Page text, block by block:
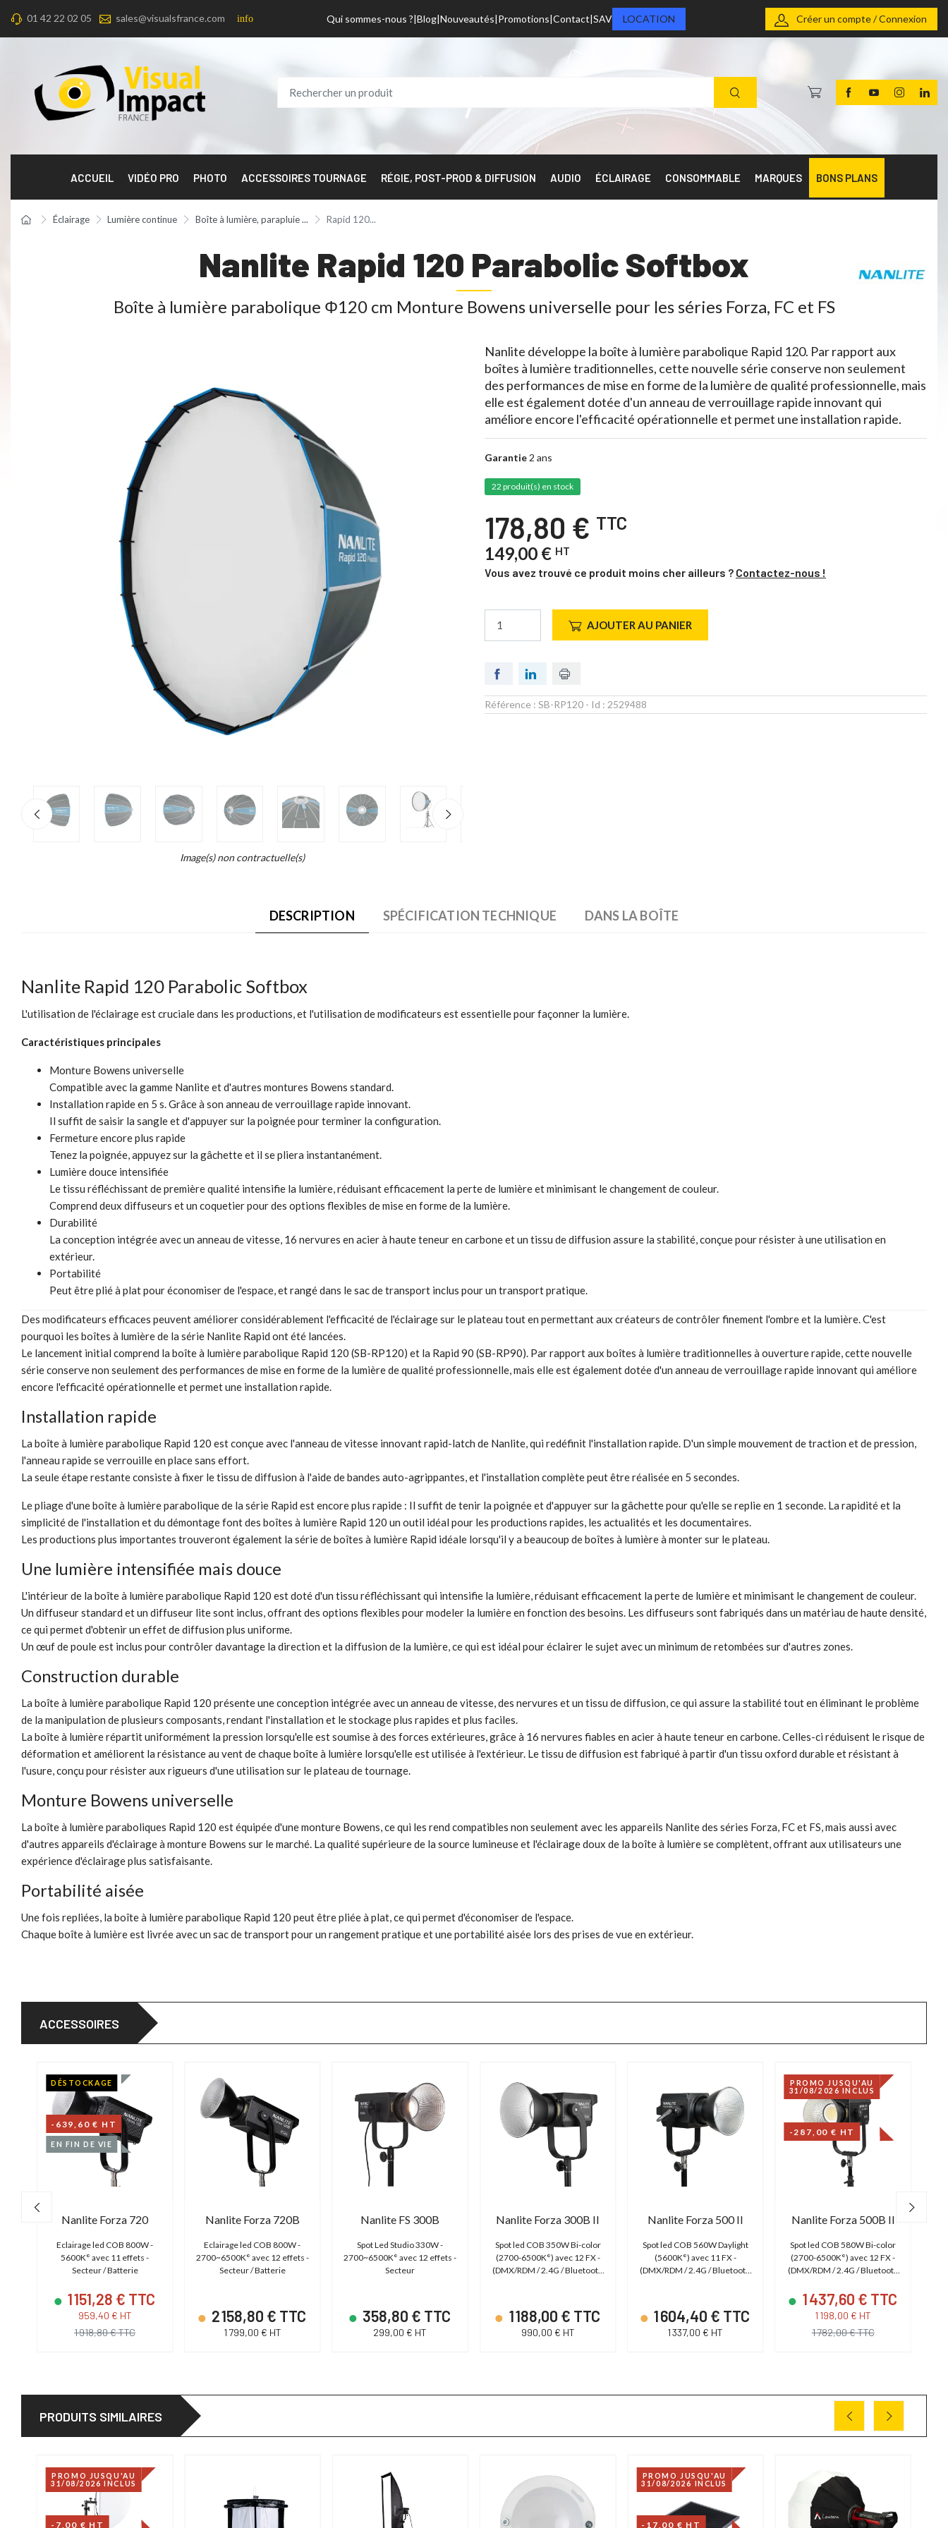
01 42 22 02 05 sales@visualsfrance.com info Qui sommes-nous ? Blog Nouveautés Promotions Contact SAV LOCATION Créer un compte / Connexion
ACCUEIL VIDÉO PRO PHOTO ACCESSOIRES TOURNAGE RÉGIE, POST-PROD & DIFFUSION AUDIO ÉCLAIRAGE CONSOMMABLE MARQUES BONS PLANS
Éclairage Lumière continue Boîte à lumière, parapluie ... Rapid 120...
Nanlite Rapid 120 Parabolic Softbox
Boîte à lumière parabolique Φ120 cm Monture Bowens universelle pour les séries Forza, FC et FS
Image(s) non contractuelle(s)
Nanlite développe la boîte à lumière parabolique Rapid 120. Par rapport aux
boîtes à lumière traditionnelles, cette nouvelle série conserve non seulement
des performances de mise en forme de la lumière de qualité professionnelle, mais
elle est également dotée d'un anneau de verrouillage rapide innovant qui
améliore encore l'efficacité opérationnelle et permet une installation rapide.
Garantie 2 ans
22 produit(s) en stock
178,80 € TTC
149,00 € HT
Vous avez trouvé ce produit moins cher ailleurs ? Contactez-nous !
AJOUTER AU PANIER
Référence : SB-RP120 - Id : 2529488
DESCRIPTION SPÉCIFICATION TECHNIQUE DANS LA BOÎTE
Nanlite Rapid 120 Parabolic Softbox
L'utilisation de l'éclairage est cruciale dans les productions, et l'utilisation de modificateurs est essentielle pour façonner la lumière.
Caractéristiques principales
Monture Bowens universelle
Compatible avec la gamme Nanlite et d'autres montures Bowens standard.
Installation rapide en 5 s. Grâce à son anneau de verrouillage rapide innovant.
Il suffit de saisir la sangle et d'appuyer sur la poignée pour terminer la configuration.
Fermeture encore plus rapide
Tenez la poignée, appuyez sur la gâchette et il se pliera instantanément.
Lumière douce intensifiée
Le tissu réfléchissant de première qualité intensifie la lumière, réduisant efficacement la perte de lumière et minimisant le changement de couleur.
Comprend deux diffuseurs et un coquetier pour des options flexibles de mise en forme de la lumière.
Durabilité
La conception intégrée avec un anneau de vitesse, 16 nervures en acier à haute teneur en carbone et un tissu de diffusion assure la stabilité, conçue pour résister à une utilisation en
extérieur.
Portabilité
Peut être plié à plat pour économiser de l'espace, et rangé dans le sac de transport inclus pour un transport pratique.
Des modificateurs efficaces peuvent améliorer considérablement l'efficacité de l'éclairage sur le plateau tout en permettant aux créateurs de contrôler finement l'ombre et la lumière. C'est
pourquoi les boîtes à lumière de la série Nanlite Rapid ont été lancées.
Le lancement initial comprend la boîte à lumière parabolique Rapid 120 (SB-RP120) et la Rapid 90 (SB-RP90). Par rapport aux boîtes à lumière traditionnelles à ouverture rapide, cette nouvelle
série conserve non seulement des performances de mise en forme de la lumière de qualité professionnelle, mais elle est également dotée d'un anneau de verrouillage rapide innovant qui améliore
encore l'efficacité opérationnelle et permet une installation rapide.
Installation rapide
La boîte à lumière parabolique Rapid 120 est conçue avec l'anneau de vitesse innovant rapid-latch de Nanlite, qui redéfinit l'installation rapide. D'un simple mouvement de traction et de pression,
l'anneau rapide se verrouille en place sans effort.
La seule étape restante consiste à fixer le tissu de diffusion à l'aide de bandes auto-agrippantes, et l'installation complète peut être réalisée en 5 secondes.
Le pliage d'une boîte à lumière parabolique de la série Rapid est encore plus rapide : Il suffit de tenir la poignée et d'appuyer sur la gâchette pour qu'elle se replie en 1 seconde. La rapidité et la
simplicité de l'installation et du démontage font des boîtes à lumière Rapid 120 un outil idéal pour les productions rapides, les actualités et les documentaires.
Les productions plus importantes trouveront également la série de boîtes à lumière Rapid idéale lorsqu'il y a beaucoup de boîtes à lumière à monter sur le plateau.
Une lumière intensifiée mais douce
L'intérieur de la boîte à lumière parabolique Rapid 120 est doté d'un tissu réfléchissant qui intensifie la lumière, réduisant efficacement la perte de lumière et minimisant le changement de couleur.
Un diffuseur standard et un diffuseur lite sont inclus, offrant des options flexibles pour modeler la lumière en fonction des besoins. Les diffuseurs sont fabriqués dans un matériau de haute densité,
ce qui permet d'obtenir un effet de diffusion plus uniforme.
Un œuf de poule est inclus pour contrôler davantage la direction et la diffusion de la lumière, ce qui est idéal pour éclairer le sujet avec un minimum de retombées sur d'autres zones.
Construction durable
La boîte à lumière parabolique Rapid 120 présente une conception intégrée avec un anneau de vitesse, des nervures et un tissu de diffusion, ce qui assure la stabilité tout en éliminant le problème
de la manipulation de plusieurs composants, rendant l'installation et le stockage plus rapides et plus faciles.
La boîte à lumière répartit uniformément la pression lorsqu'elle est soumise à des forces extérieures, grâce à 16 nervures fiables en acier à haute teneur en carbone. Celles-ci réduisent le risque de
déformation et améliorent la résistance au vent de chaque boîte à lumière lorsqu'elle est utilisée à l'extérieur. Le tissu de diffusion est fabriqué à partir d'un tissu oxford durable et résistant à
l'usure, conçu pour résister aux rigueurs d'une utilisation sur le plateau de tournage.
Monture Bowens universelle
La boîte à lumière paraboliques Rapid 120 est équipée d'une monture Bowens, ce qui les rend compatibles non seulement avec les appareils Nanlite des séries Forza, FC et FS, mais aussi avec
d'autres appareils d'éclairage à monture Bowens sur le marché. La qualité supérieure de la source lumineuse et l'éclairage doux de la boîte à lumière se complètent, offrant aux utilisateurs une
expérience d'éclairage plus satisfaisante.
Portabilité aisée
Une fois repliées, la boîte à lumière parabolique Rapid 120 peut être pliée à plat, ce qui permet d'économiser de l'espace.
Chaque boîte à lumière est livrée avec un sac de transport pour un rangement pratique et une portabilité aisée lors des prises de vue en extérieur.
ACCESSOIRES
DÉSTOCKAGE
-639,60 € HT
EN FIN DE VIE
Nanlite Forza 720
Eclairage led COB 800W -
5600K° avec 11 effets -
Secteur / Batterie
1 151,28 € TTC
959,40 € HT
1 918,80 € TTC
Nanlite Forza 720B
Eclairage led COB 800W -
2700~6500K° avec 12 effets -
Secteur / Batterie
2 158,80 € TTC
1 799,00 € HT
Nanlite FS 300B
Spot Led Studio 330W -
2700~6500K° avec 12 effets -
Secteur
358,80 € TTC
299,00 € HT
Nanlite Forza 300B II
Spot led COB 350W Bi-color
(2700-6500K°) avec 12 FX -
(DMX/RDM / 2.4G / Bluetooth
1 188,00 € TTC
990,00 € HT
Nanlite Forza 500 II
Spot led COB 560W Daylight
(5600K°) avec 11 FX -
(DMX/RDM / 2.4G / Bluetooth
1 604,40 € TTC
1 337,00 € HT
PROMO JUSQU'AU
31/08/2026 INCLUS
-287,00 € HT
Nanlite Forza 500B II
Spot led COB 580W Bi-color
(2700-6500K°) avec 12 FX -
(DMX/RDM / 2.4G / Bluetooth
1 437,60 € TTC
1 198,00 € HT
1 782,00 € TTC
PRODUITS SIMILAIRES
PROMO JUSQU'AU
31/08/2026 INCLUS
-7,00 € HT
PROMO JUSQU'AU
31/08/2026 INCLUS
-17,00 € HT